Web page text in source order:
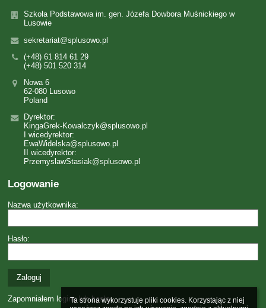
Ta strona wykorzystuje pliki cookies. Korzystając z niej
Szkoła Podstawowa im. gen. Józefa Dowbora Muśnickiego w
Lusowie
sekretariat@splusowo.pl
(+48) 61 814 61 29
(+48) 501 520 314
Nowa 6
62-080 Lusowo
Poland
Dyrektor:
KingaGrek-Kowalczyk@splusowo.pl
I wicedyrektor:
EwaWidelska@splusowo.pl
II wicedyrektor:
PrzemyslawStasiak@splusowo.pl
Logowanie
Nazwa użytkownika:
Hasło:
Zapomniałem loginu lub hasła